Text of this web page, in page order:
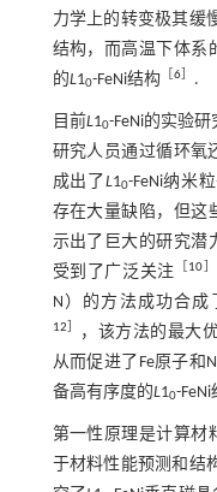
力学上的转变极其缓
结构，而高温下体系
的L10-FeNi结构［ 6］ .
目前L10-FeNi的实验
研究人员通过循环氧
成出了 L10-FeNi纳米
存在大量缺陷，但这
示出了巨大的研究潜
受到了广泛关注
10
N）的方法成功合
12 ，该方法的最大
从而促进了Fe原子和
备高有序度的L10-
第一性原理是计算材
于材料性能预测和结